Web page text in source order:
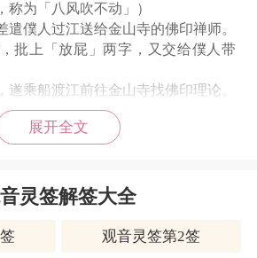
称为「八风吹不动」）
遣僕人过江送给金山寺的佛印禅师。
批上「放屁」两字，又交给僕人带
遂乘船渡江前往金山寺找佛印理论。
口，佛印早已在门口等待。
印：「我写的诗，你为何说是放屁
！」
未到」）
展开全文
灵签解签大全
观音灵签第2签